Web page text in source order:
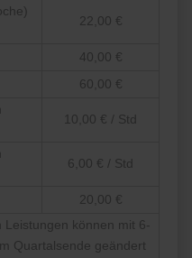
22,00 €
40,00 €
60,00 €
10,00 € / Std
6,00 € / Std
20,00 €
Leistungen können mit 6-
Quartalsende geändert